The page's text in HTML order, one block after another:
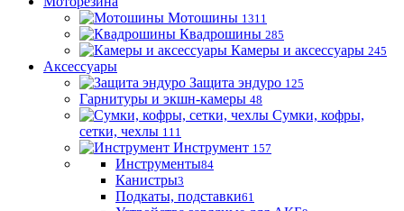
Мотошины 1311
Квадрошины 285
Камеры и аксессуары 245
Аксессуары
Защита эндуро 125
Гарнитуры и экшн-камеры 48
Сумки, кофры,
сетки, чехлы 111
Инструмент 157
Инструменты84
Канистры3
Подкаты, подставки61